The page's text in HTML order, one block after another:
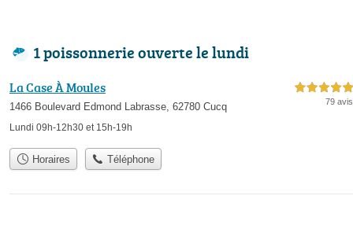
1 poissonnerie ouverte le lundi
La Case À Moules
1466 Boulevard Edmond Labrasse, 62780 Cucq
Lundi 09h-12h30 et 15h-19h
5,0 étoiles sur 5
79 avis
Horaires Téléphone